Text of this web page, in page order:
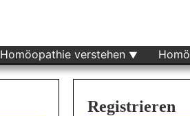
Homöopathie verstehen
Registrieren